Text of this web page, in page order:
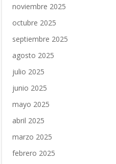
noviembre 2025
octubre 2025
septiembre 2025
agosto 2025
julio 2025
junio 2025
mayo 2025
abril 2025
marzo 2025
febrero 2025